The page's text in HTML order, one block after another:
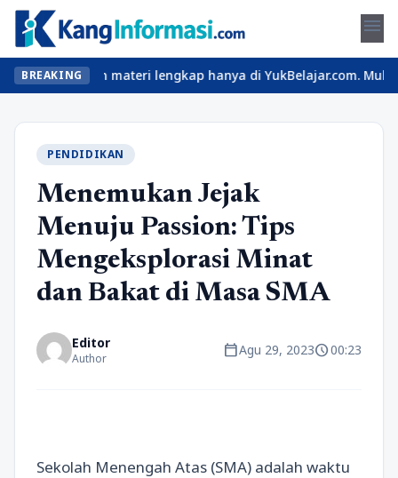
menu
BREAKING
dan materi lengkap hanya di YukBelajar.com. Mulai
PENDIDIKAN
Menemukan Jejak
Menuju Passion: Tips
Mengeksplorasi Minat
dan Bakat di Masa SMA
Editor
Author calendar_todayAgu 29, 2023schedule00:23
Sekolah Menengah Atas (SMA) adalah waktu